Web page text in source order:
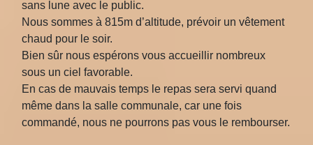
sans lune avec le public.
Nous sommes à 815m d’altitude, prévoir un vêtement
chaud pour le soir.
Bien sûr nous espérons vous accueillir nombreux
sous un ciel favorable.
En cas de mauvais temps le repas sera servi quand
même dans la salle communale, car une fois
commandé, nous ne pourrons pas vous le rembourser.